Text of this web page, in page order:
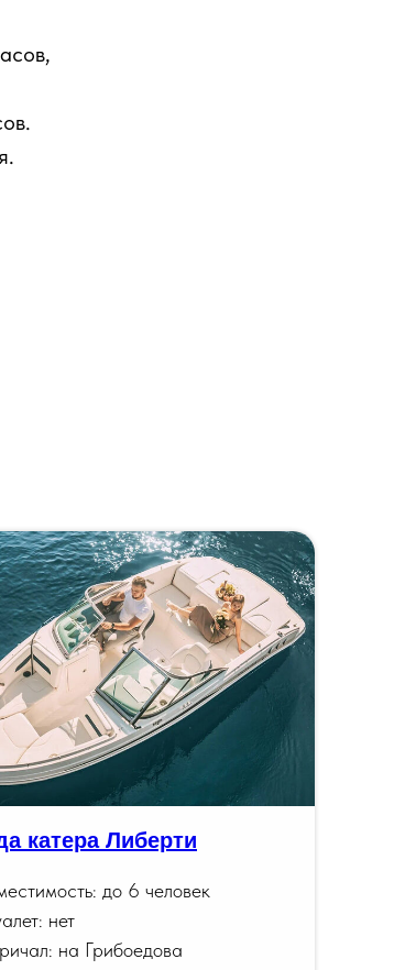
катера Либерти
до 6 человек
нет
на Грибоедова